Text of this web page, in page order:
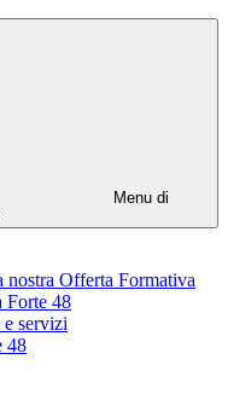
Menu di
Offerta Formativa
Forte 48
servizi
48